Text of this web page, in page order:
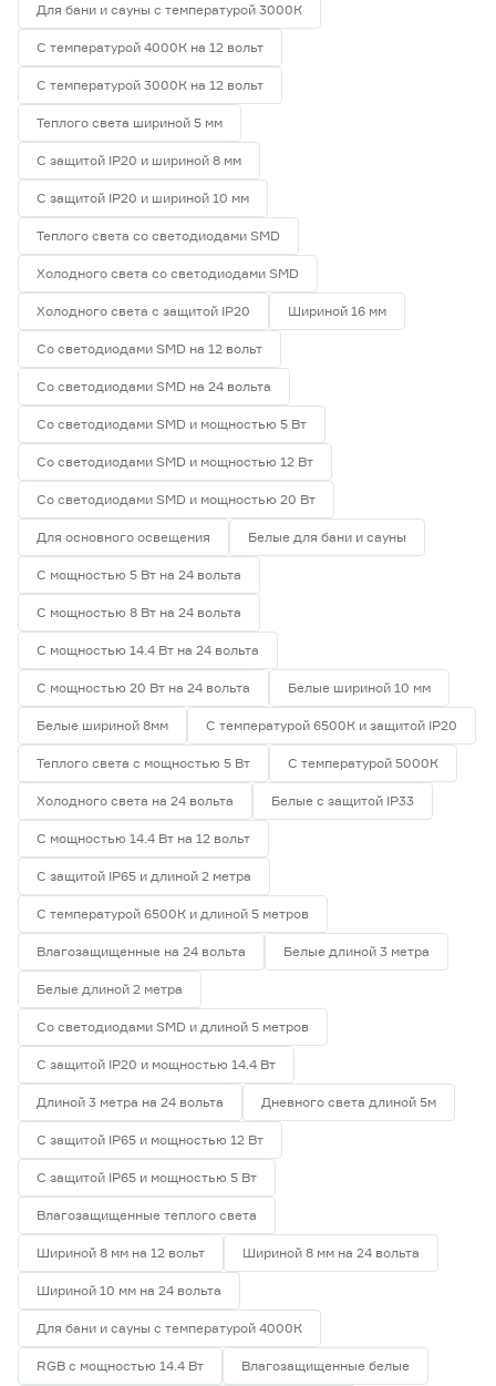
Для бани и сауны с температурой 3000К
С температурой 4000К на 12 вольт
С температурой 3000К на 12 вольт
Теплого света шириной 5 мм
С защитой IP20 и шириной 8 мм
С защитой IP20 и шириной 10 мм
Теплого света со светодиодами SMD
Холодного света со светодиодами SMD
Холодного света с защитой IP20 Шириной 16 мм
Со светодиодами SMD на 12 вольт
Со светодиодами SMD на 24 вольта
Со светодиодами SMD и мощностью 5 Вт
Со светодиодами SMD и мощностью 12 Вт
Со светодиодами SMD и мощностью 20 Вт
Для основного освещения Белые для бани и сауны
С мощностью 5 Вт на 24 вольта
С мощностью 8 Вт на 24 вольта
С мощностью 14.4 Вт на 24 вольта
С мощностью 20 Вт на 24 вольта Белые шириной 10 мм
Белые шириной 8мм С температурой 6500К и защитой IP20
Теплого света с мощностью 5 Вт С температурой 5000К
Холодного света на 24 вольта Белые с защитой IP33
С мощностью 14.4 Вт на 12 вольт
С защитой IP65 и длиной 2 метра
С температурой 6500К и длиной 5 метров
Влагозащищенные на 24 вольта Белые длиной 3 метра
Белые длиной 2 метра
Со светодиодами SMD и длиной 5 метров
С защитой IP20 и мощностью 14.4 Вт
Длиной 3 метра на 24 вольта Дневного света длиной 5м
С защитой IP65 и мощностью 12 Вт
С защитой IP65 и мощностью 5 Вт
Влагозащищенные теплого света
Шириной 8 мм на 12 вольт Шириной 8 мм на 24 вольта
Шириной 10 мм на 24 вольта
Для бани и сауны с температурой 4000К
RGB с мощностью 14.4 Вт Влагозащищенные белые